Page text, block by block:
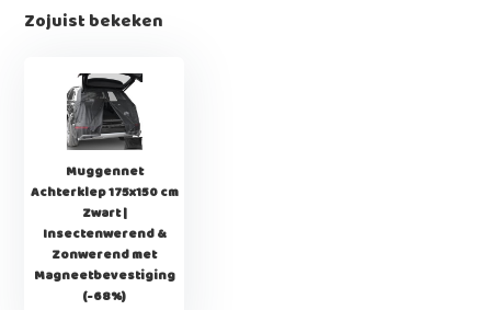
Zojuist bekeken
Muggennet
Achterklep 175x150 cm
Zwart |
Insectenwerend &
Zonwerend met
Magneetbevestiging
(-68%)